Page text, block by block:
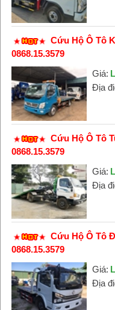
Cứu Hộ Ô Tô
0868.15.3579
Giá:
Địa
Cứu Hộ Ô Tô
0868.15.3579
Giá:
Địa
Cứu Hộ Ô Tô
0868.15.3579
Giá:
Địa